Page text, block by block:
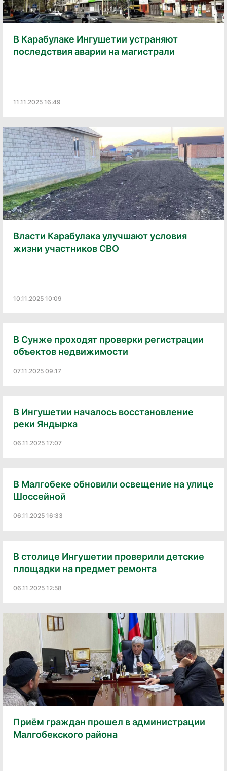
В Карабулаке Ингушетии устраняют
последствия аварии на магистрали
11.11.2025 16:49
Власти Карабулака улучшают условия
жизни участников СВО
10.11.2025 10:09
В Сунже проходят проверки регистрации
объектов недвижимости
07.11.2025 09:17
В Ингушетии началось восстановление
реки Яндырка
06.11.2025 17:07
В Малгобеке обновили освещение на улице
Шоссейной
06.11.2025 16:33
В столице Ингушетии проверили детские
площадки на предмет ремонта
06.11.2025 12:58
Приём граждан прошел в администрации
Малгобекского района